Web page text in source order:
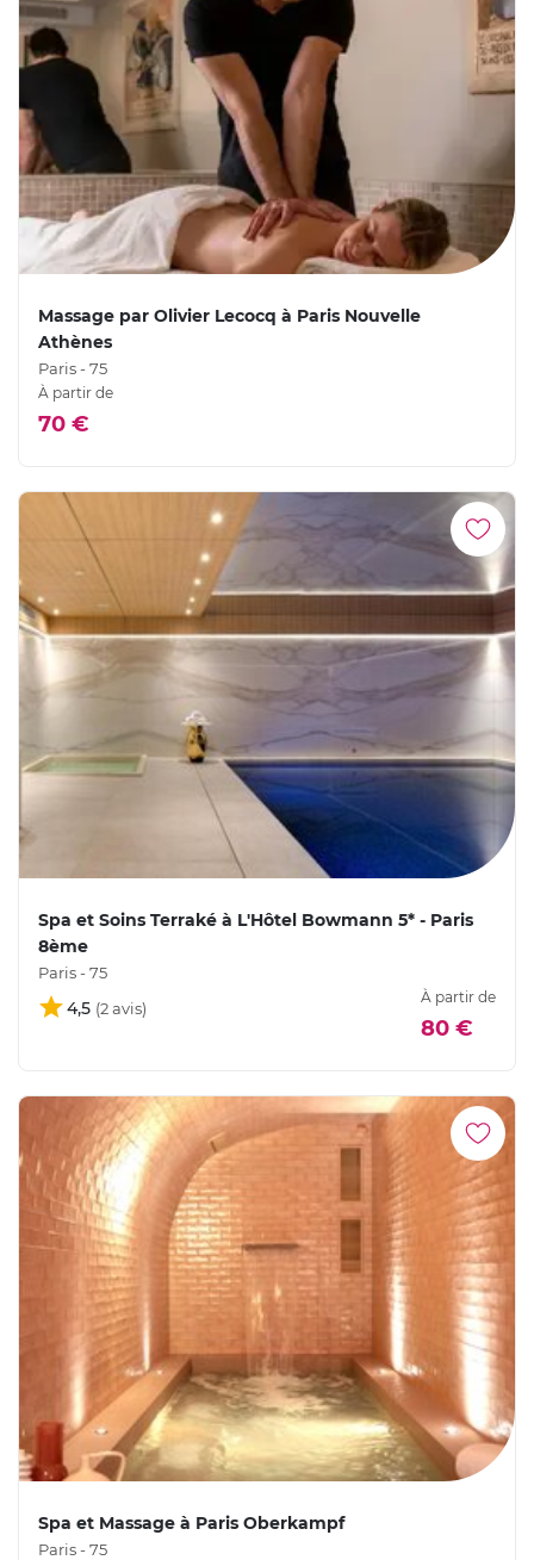
Massage par Olivier Lecocq à Paris Nouvelle
Athènes
Paris - 75
À partir de
70 €
Spa et Soins Terraké à L'Hôtel Bowmann 5* - Paris
8ème
Paris - 75
4,5
À partir de
80 €
Spa et Massage à Paris Oberkampf
Paris - 75